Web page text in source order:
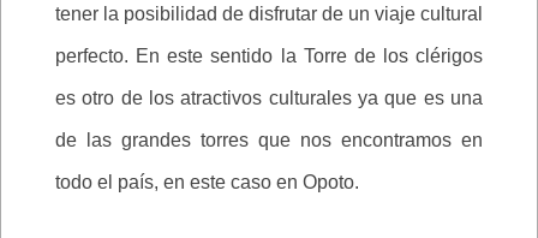
tener la posibilidad de disfrutar de un viaje cultural
perfecto. En este sentido la Torre de los clérigos
es otro de los atractivos culturales ya que es una
de las grandes torres que nos encontramos en
todo el país, en este caso en Opoto.